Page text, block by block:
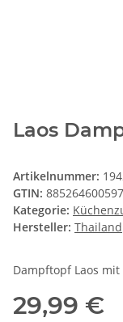
Laos
Artikelnummer:
GTIN:
Kategorie:
Hersteller: Thailand
Dampftopf Laos
29,99 €